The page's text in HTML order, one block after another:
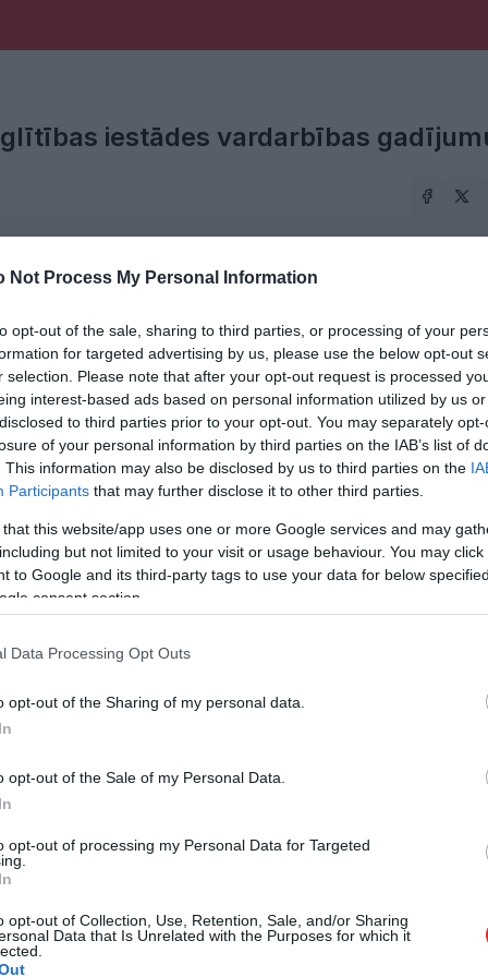
Not Process My Personal Information
opt-out of the sale, sharing to third parties, or processing of your
for targeted advertising by us, please use the below opt-out
selection. Please note that after your opt-out request is processed
interest-based ads based on personal information utilized by us
to third parties prior to your opt-out. You may separately
of your personal information by third parties on the IAB’s list of
This information may also be disclosed by us to third parties on the
Participants that may further disclose it to other third parties.
that this website/app uses one or more Google services and may
but not limited to your visit or usage behaviour. You may
to Google and its third-party tags to use your data for below
consent section.
Data Processing Opt Outs
opt-out of the Sharing of my personal data.
opt-out of the Sale of my Personal Data.
opt-out of processing my Personal Data for Targeted
opt-out of Collection, Use, Retention, Sale, and/or Sharing
Data that Is Unrelated with the Purposes for which it
iestādes vardarbības
01:43
Es piedāvāju
bāriņtiesas
02:06
Karina Palkova: Vairākas
izglītības iestādes vardarbības
gadījumus negrib iznest ārpus
skolas
pirms 1 mēneša